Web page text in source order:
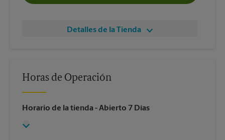
Detalles de la Tienda
Horas de Operación
Horario de la tienda - Abierto 7 Días